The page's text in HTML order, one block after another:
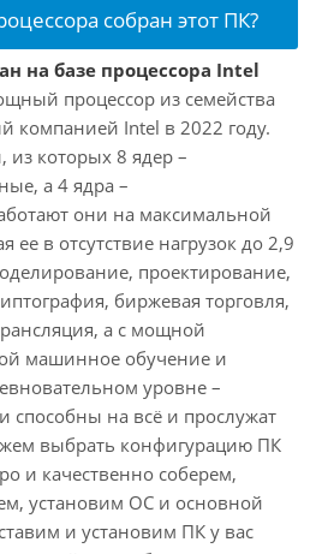
собран этот ПК?
на базе процессора Intel
процессор из семейства
компанией Intel в 2022 году.
которых 8 ядер –
а 4 ядра –
они на максимальной
ее в отсутствие нагрузок до 2,9
проектирование,
биржевая торговля,
а с мощной
машинное обучение и
уровне –
способны на всё и прослужат
выбрать конфигурацию ПК
и качественно соберем,
установим ОС и основной
и установим ПК у вас